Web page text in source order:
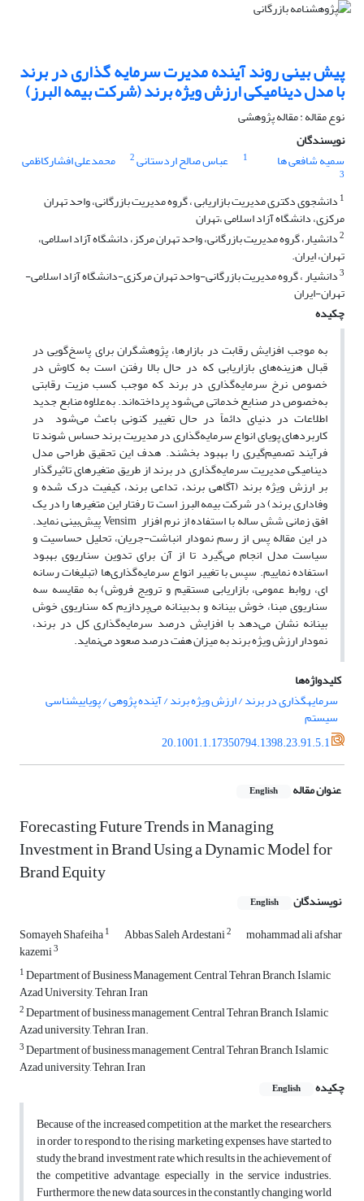
پیش بینی روند آینده مدیرت سرمایه گذاری در برند
با مدل دینامیکی ارزش ویژه برند (شرکت بیمه البرز)
نوع مقاله : مقاله پژوهشی
نویسندگان
سمیه شافعی ها
1 عباس صالح اردستانی2 محمدعلی افشارکاظمی
3
1 دانشجوی دکتری مدیریت بازاریابی ، گروه مدیریت بازرگانی، واحد تهران
مرکزی، دانشگاه آزاد اسلامی ،‌تهران
2دانشیار، گروه مدیریت بازرگانی، واحد تهران مرکز، دانشگاه آزاد اسلامی،
تهران، ایران.
3دانشیار ، گروه مدیریت بازرگانی-واحد تهران مرکزی-دانشگاه آزاد اسلامی-
تهران-ایران
چکیده
به‌ موجب افزایش رقابت در بازارها، پژوهشگران برای پاسخ‌گویی در
قبال هزینه‌های بازاریابی که در حال بالا رفتن است به کاوش در
خصوص نرخ سرمایه‌گذاری در برند که موجب کسب مزیت رقابتی
به‌خصوص در صنایع خدماتی می‌شود پرداخته‌اند. به‌علاوه منابع جدید
اطلاعات در دنیای دائماً در حال تغییر کنونی باعث می‌شود در
کاربردهای پویای انواع سرمایه‌گذاری در مدیریت برند حساس شوند تا
فرآیند تصمیم‌گیری را بهبود بخشند. هدف این تحقیق طراحی مدل
دینامیکی مدیریت سرمایه‌گذاری در برند از طریق متغیرهای تاثیرگذار
بر ارزش ویژه برند (آگاهی برند، تداعی برند، کیفیت درک شده و
وفاداری برند) در شرکت بیمه البرز است تا رفتار این متغیرها را در یک
افق زمانی شش ساله با استفاده از نرم افزار Vensim پیش‌بینی نماید.
در این مقاله پس از رسم نمودار انباشت-جریان، تحلیل حساسیت و
سیاست مدل انجام می‌گیرد تا از آن برای تدوین سناریوی بهبود
استفاده نماییم. سپس با تغییر انواع سرمایه‌گذاری‌ها (تبلیغات رسانه
ای، روابط عمومی، بازاریابی مستقیم و ترویج فروش) به مقایسه سه
سناریوی مبنا، خوش بینانه و بدبینانه می‌پردازیم که سناریوی خوش
بینانه نشان می‌دهد با افزایش درصد سرمایه‌گذاری کل در برند،
نمودار ارزش ویژه برند به میزان هفت درصد صعود می‌نماید.
کلیدواژه‌ها
سرمایهگذاری در برند / ارزش ویژه برند / آینده پژوهی / پویاییشناسی
سیستم
20.1001.1.17350794.1398.23.91.5.1
عنوان مقاله English
Forecasting Future Trends in Managing
Investment in Brand Using a Dynamic Model for
Brand Equity
نویسندگان English
Somayeh Shafeiha1 Abbas Saleh Ardestani2 mohammad ali afshar
kazemi3
1Department of Business Management, Central Tehran Branch, Islamic
Azad University, Tehran, Iran
2Department of business management, Central Tehran Branch, Islamic
Azad university, Tehran, Iran.
3Department of business management, Central Tehran Branch, Islamic
Azad university, Tehran, Iran
چکیده
English
Because of the increased competition at the market, the researchers,
in order to respond to the rising marketing expenses, have started to
study the brand investment rate which results in the achievement of
the competitive advantage, especially in the service industries.
Furthermore, the new data sources in the constantly changing world